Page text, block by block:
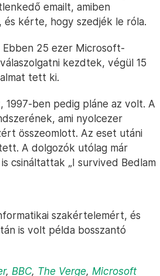
emailt, amiben
kérte, hogy szedjék le róla.
Ebben 25 ezer Microsoft-
kezdtek, végül 15
tett ki.
1997-ben pedig pláne az volt. A
ami nyolcezer
összeomlott. Az eset utáni
A dolgozók utólag már
csináltattak „I survived Bedlam
szakértelemért, és
is volt példa bosszantó
, BBC, The Verge, Microsoft